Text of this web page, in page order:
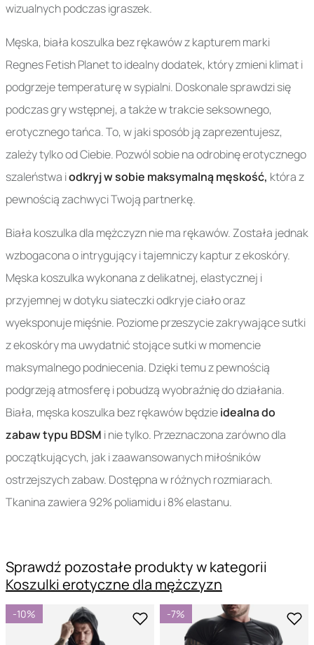
wizualnych podczas igraszek.
Męska, biała koszulka bez rękawów z kapturem marki
Regnes Fetish Planet to idealny dodatek, który zmieni klimat i
podgrzeje temperaturę w sypialni. Doskonale sprawdzi się
podczas gry wstępnej, a także w trakcie seksownego,
erotycznego tańca. To, w jaki sposób ją zaprezentujesz,
zależy tylko od Ciebie. Pozwól sobie na odrobinę erotycznego
szaleństwa iodkryj w sobie maksymalną męskość, która z
pewnością zachwyci Twoją partnerkę.
Biała koszulka dla mężczyzn nie ma rękawów. Została jednak
wzbogacona o intrygujący i tajemniczy kaptur z ekoskóry.
Męska koszulka wykonana z delikatnej, elastycznej i
przyjemnej w dotyku siateczki odkryje ciało oraz
wyeksponuje mięśnie. Poziome przeszycie zakrywające sutki
z ekoskóry ma uwydatnić stojące sutki w momencie
maksymalnego podniecenia. Dzięki temu z pewnością
podgrzeją atmosferę i pobudzą wyobraźnię do działania.
Biała, męska koszulka bez rękawów będzieidealna do
zabaw typu BDSM i nie tylko. Przeznaczona zarówno dla
początkujących, jak i zaawansowanych miłośników
ostrzejszych zabaw. Dostępna w różnych rozmiarach.
Tkanina zawiera 92% poliamidu i 8% elastanu.
Sprawdź pozostałe produkty w kategorii
Koszulki erotyczne dla mężczyzn
-10% -7%